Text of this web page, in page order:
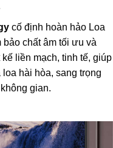
cố định hoàn hảo Loa
bảo chất âm tối ưu và
liền mạch, tinh tế, giúp
loa hài hòa, sang trọng
gian.